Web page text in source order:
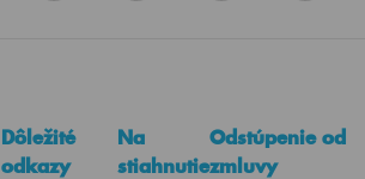
Dôležité
odkazy
Na
stiahnutie
Odstúpenie od
zmluvy